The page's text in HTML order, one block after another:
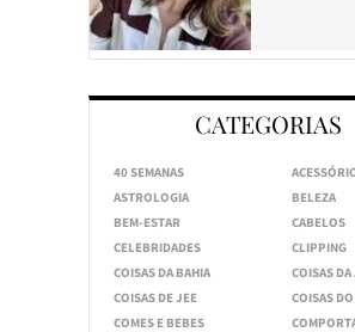
CATEGORIAS
40 SEMANAS
ASTROLOGIA
BELEZA
BEM-ESTAR
CABELOS
CELEBRIDADES
CLIPPING
COISAS DA BAHIA
COISAS
COISAS DE JEE
COISAS
COMES E BEBES